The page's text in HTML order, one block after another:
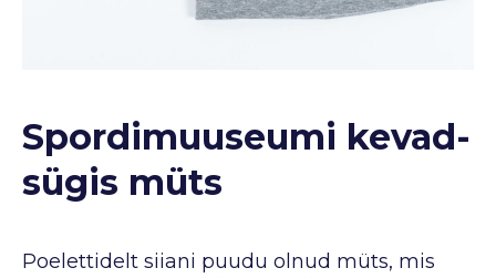
Spordimuuseumi kevad-
sügis müts
Poelettidelt siiani puudu olnud müts, mis